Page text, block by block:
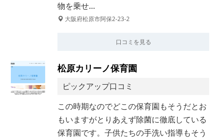
物を乗せ…
大阪府松原市阿保2-23-2
口コミを見る
松原カリーノ保育園
ピックアップ口コミ
この時期なのでどこの保育園もそうだとお
もいますがとりあえず除菌に徹底している
保育園です。子供たちの手洗い指導もそう